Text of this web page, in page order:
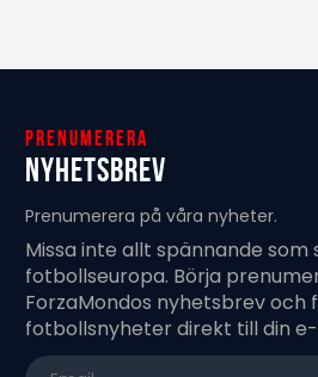
Prenumerera
Nyhetsbrev
Prenumerera på våra nyheter.
Missa inte allt spännande som
fotbollseuropa. Börja
ForzaMondos nyhetsbrev och
fotbollsnyheter direkt till din